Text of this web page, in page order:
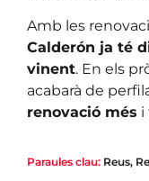
Amb les
Calderón ja té
vinent. En els
acabarà de
renovació més i
Paraules clau: Reus,